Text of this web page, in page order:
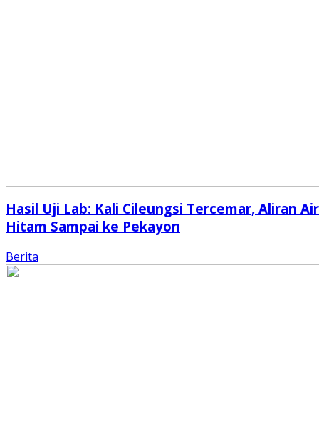
Hasil Uji Lab: Kali Cileungsi Tercemar, Aliran Air
Hitam Sampai ke Pekayon
Berita